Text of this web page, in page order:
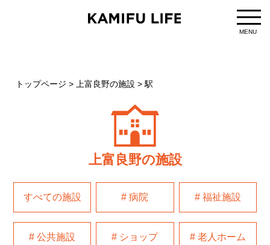
MENU
トップページ >上富良野の施設 >駅
上富良野の施設
すべての施設 # 病院 # 福祉施設
# 公共施設 # ショップ # 老人ホーム